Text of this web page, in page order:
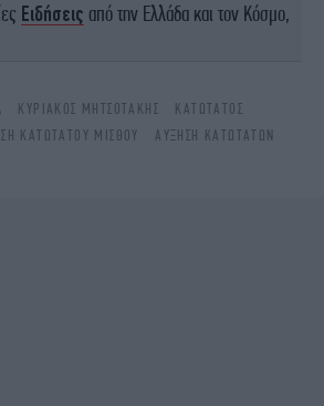
Ειδήσεις από την Ελλάδα και τον Κόσμο,
ΚΥΡΙΆΚΟΣ ΜΗΤΣΟΤΆΚΗΣ
ΚΑΤΏΤΑΤΟΣ
ΚΑΤΏΤΑΤΟΥ ΜΙΣΘΟΎ
ΑΥΞΗΣΗ ΚΑΤΩΤΑΤΩΝ